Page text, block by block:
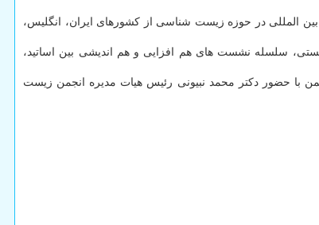
المللی در حوزه زیست شناسی از کشورهای ایران، انگلیس،
سلسله نشست های هم افزایی و هم اندیشی بین اساتید،
گروه زیست شناسی دانشگاه سمنان آئین افتتاحیه بیست و یکمین کنگره ملی و نهمین کنگره بین المللی زیست شناسی ایران بامداد روز 28 بهمن با حضور دکتر محمد نبیونی رئیس هیات مدیره انجمن زیست